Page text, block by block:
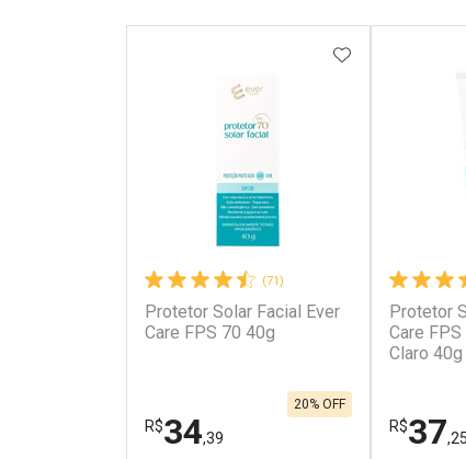
(71)
Protetor Solar Facial Ever
Care FPS 70 40g
R$34,39
20% OFF
ADICIONAR
Protetor
Care
Claro 40g
R$37,25